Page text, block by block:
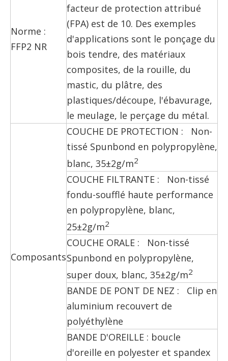
Norme :
FFP2 NR
facteur de protection attribué
(FPA) est de 10. Des exemples
d'applications sont le ponçage du
bois tendre, des matériaux
composites, de la rouille, du
mastic, du plâtre, des
plastiques/découpe, l'ébavurage,
le meulage, le perçage du métal.
Composants
COUCHE DE PROTECTION : Non-
tissé Spunbond en polypropylène,
blanc, 35±2g/m2
COUCHE FILTRANTE : Non-tissé
fondu-soufflé haute performance
en polypropylène, blanc,
25±2g/m2
COUCHE ORALE : Non-tissé
Spunbond en polypropylène,
super doux, blanc, 35±2g/m2
BANDE DE PONT DE NEZ : Clip en
aluminium recouvert de
polyéthylène
BANDE D'OREILLE : boucle
d'oreille en polyester et spandex